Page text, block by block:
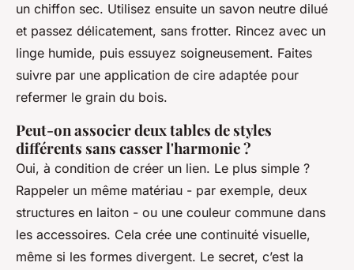
un chiffon sec. Utilisez ensuite un savon neutre dilué
et passez délicatement, sans frotter. Rincez avec un
linge humide, puis essuyez soigneusement. Faites
suivre par une application de cire adaptée pour
refermer le grain du bois.
Peut-on associer deux tables de styles
différents sans casser l'harmonie ?
Oui, à condition de créer un lien. Le plus simple ?
Rappeler un même matériau - par exemple, deux
structures en laiton - ou une couleur commune dans
les accessoires. Cela crée une continuité visuelle,
même si les formes divergent. Le secret, c’est la